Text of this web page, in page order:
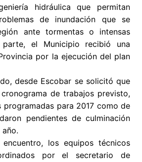
hidráulica que permitan
de inundación que se
ante tormentas o intensas
el Municipio recibió una
por la ejecución del plan
desde Escobar se solicitó que
de trabajos previsto,
para 2017 como de
pendientes de culminación
los equipos técnicos
por el secretario de